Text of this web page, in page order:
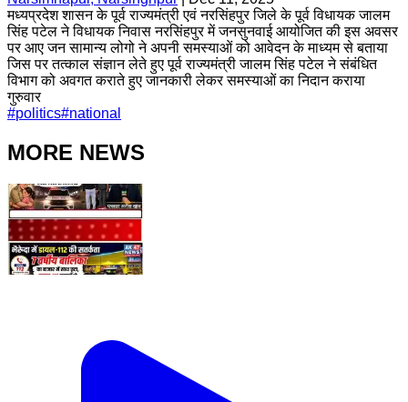
मध्यप्रदेश शासन के पूर्व राज्यमंत्री एवं नरसिंहपुर जिले के पूर्व विधायक जालम
सिंह पटेल ने विधायक निवास नरसिंहपुर में जनसुनवाई आयोजित की इस अवसर
पर आए जन सामान्य लोगो ने अपनी समस्याओं को आवेदन के माध्यम से बताया
जिस पर तत्काल संज्ञान लेते हुए पूर्व राज्यमंत्री जालम सिंह पटेल ने संबंधित
विभाग को अवगत कराते हुए जानकारी लेकर समस्याओं का निदान कराया
गुरुवार
#politics#national
MORE NEWS